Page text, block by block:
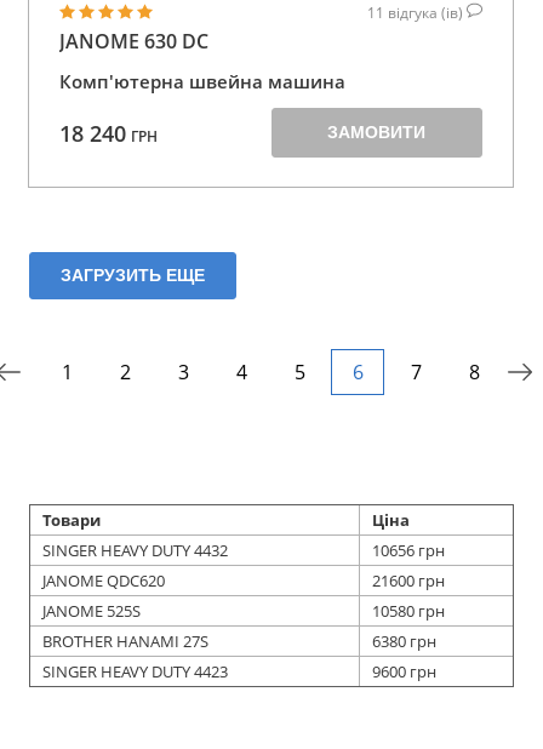
11 відгука (ів)
JANOME 630 DC
Комп'ютерна швейна машина
18 240 ГРН ЗАМОВИТИ
ЗАГРУЗИТЬ ЕЩЕ
1 2 3 4 5 6 7 8
Товари
Ціна
SINGER HEAVY DUTY 4432
10656 грн
JANOME QDC620
21600 грн
JANOME 525S
10580 грн
BROTHER HANAMI 27S
6380 грн
SINGER HEAVY DUTY 4423
9600 грн